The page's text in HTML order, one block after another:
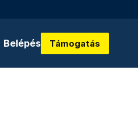
Belépés Támogatás